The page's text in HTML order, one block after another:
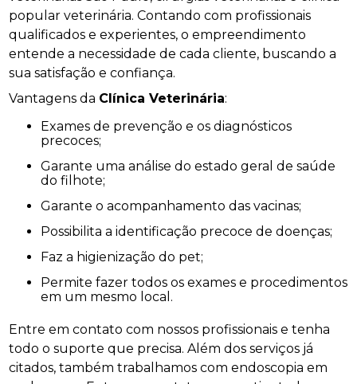
popular veterinária. Contando com profissionais
qualificados e experientes, o empreendimento
entende a necessidade de cada cliente, buscando a
sua satisfação e confiança.
Vantagens da Clínica Veterinária:
Exames de prevenção e os diagnósticos
precoces;
Garante uma análise do estado geral de saúde
do filhote;
Garante o acompanhamento das vacinas;
Possibilita a identificação precoce de doenças;
Faz a higienização do pet;
Permite fazer todos os exames e procedimentos
em um mesmo local.
Entre em contato com nossos profissionais e tenha
todo o suporte que precisa. Além dos serviços já
citados, também trabalhamos com endoscopia em